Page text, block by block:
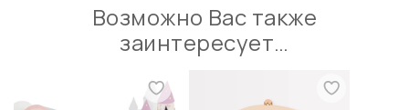
Возможно Вас также
заинтересует…